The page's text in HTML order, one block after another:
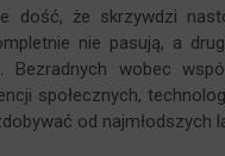
dość, że skrzywdzi
nie pasują, a
wobec
społecznych,
od najmłodszych